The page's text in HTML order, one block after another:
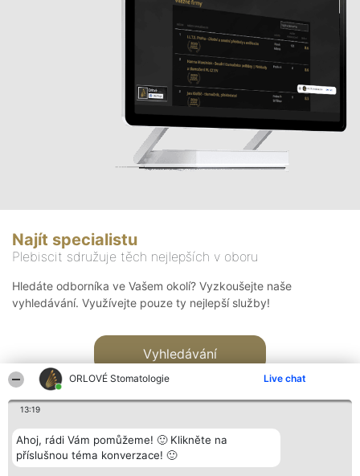
ORLOVÉ Stomatologie Live chat
13:19
Ahoj, rádi Vám pomůžeme! 🙂 Klikněte na
příslušnou téma konverzace! 🙂
Najít specialistu
Plebiscit sdružuje těch nejlepších v oboru
Hledáte odborníka ve Vašem okolí? Vyzkoušejte naše
vyhledávání. Využívejte pouze ty nejlepší služby!
Vyhledávání